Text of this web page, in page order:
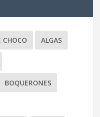
CHOCO ALGAS
BOQUERONES